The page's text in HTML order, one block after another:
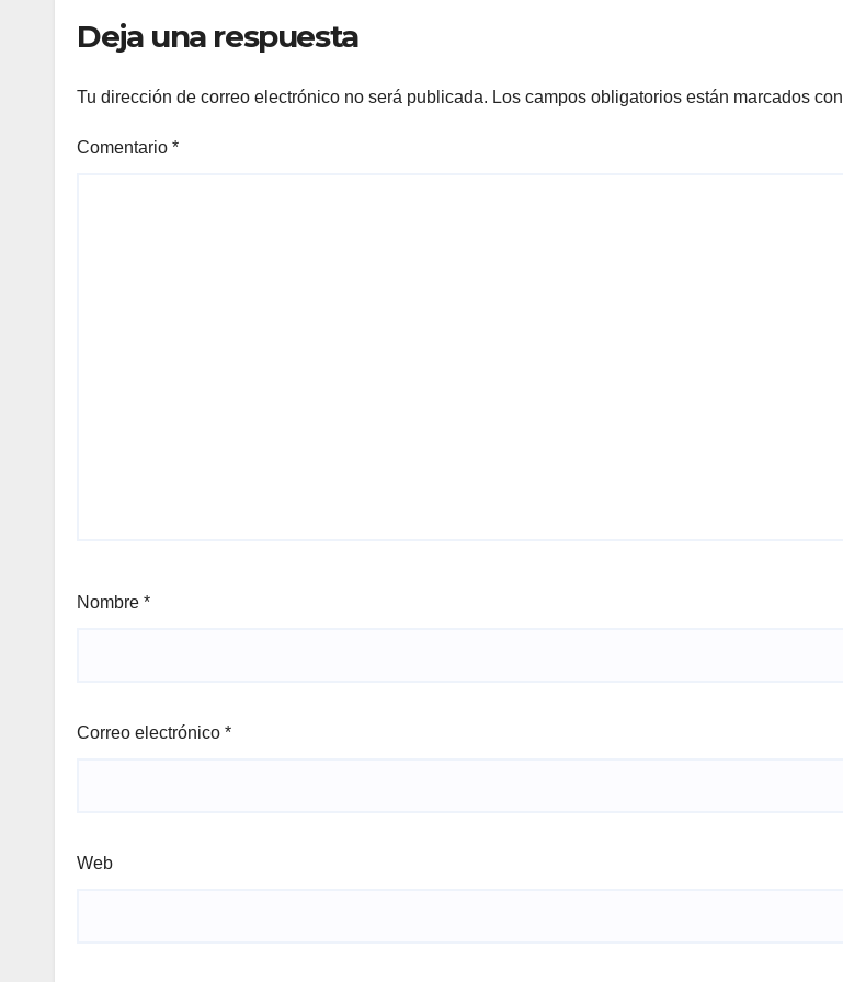
Deja una respuesta
Tu dirección de correo electrónico no será publicada. Los campos obligatorios están marcados con
Comentario *
Nombre *
Correo electrónico *
Web